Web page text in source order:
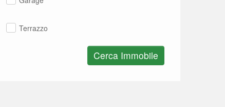
Terrazzo
Cerca Immobile